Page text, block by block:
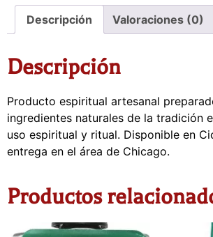
Descripción Valoraciones (0)
Descripción
Producto espiritual artesanal
ingredientes naturales de la tradición
uso espiritual y ritual. Disponible en
entrega en el área de Chicago.
Productos